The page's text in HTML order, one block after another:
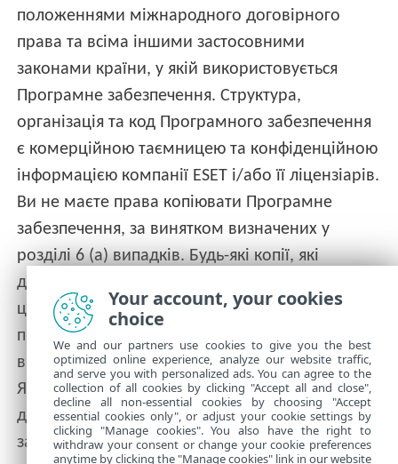
положеннями міжнародного договірного
права та всіма іншими застосовними
законами країни, у якій використовується
Програмне забезпечення. Структура,
організація та код Програмного забезпечення
є комерційною таємницею та конфіденційною
інформацією компанії ESET і/або її ліцензіарів.
Ви не маєте права копіювати Програмне
забезпечення, за винятком визначених у
розділі 6 (а) випадків. Будь-які копії, які
дозволено створювати відповідно до умов
цієї Угоди, мають містити такі самі позначки
про право власності й авторське право, які
використано у Програмному забезпеченні.
Якщо Ви виконуєте зворотне проектування,
декомпілюєте чи дезасемблюєте Програмне
забезпечення або застосовуєте будь-які інші
Your account, your cookies
choice
We and our partners use cookies to give you the best
optimized online experience, analyze our website traffic,
and serve you with personalized ads. You can agree to the
collection of all cookies by clicking "Accept all and close",
decline all non-essential cookies by choosing "Accept
essential cookies only", or adjust your cookie settings by
clicking "Manage cookies". You also have the right to
withdraw your consent or change your cookie preferences
anytime by clicking the "Manage cookies" link in our website